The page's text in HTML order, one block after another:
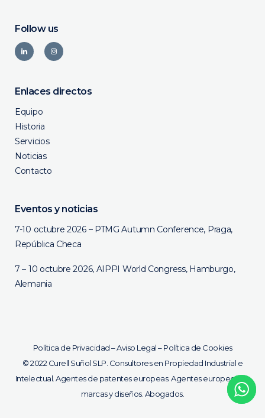
Follow us
Enlaces directos
Equipo
Historia
Servicios
Noticias
Contacto
Eventos y noticias
7-10 octubre 2026 – PTMG Autumn Conference, Praga,
República Checa
7 – 10 octubre 2026, AIPPI World Congress, Hamburgo,
Alemania
Política de Privacidad–Aviso Legal–Política de Cookies
©2022 Curell Suñol SLP. Consultores en Propiedad Industrial e
Intelectual. Agentes de patentes europeas. Agentes europeos de
marcas y diseños. Abogados.